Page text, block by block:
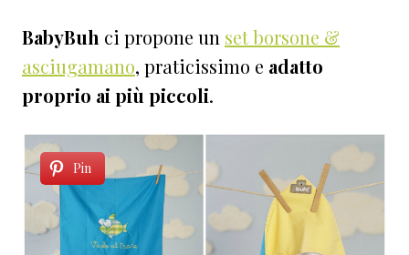
BabyBuh ci propone un set borsone &
asciugamano, praticissimo e adatto
proprio ai più piccoli.
Pin